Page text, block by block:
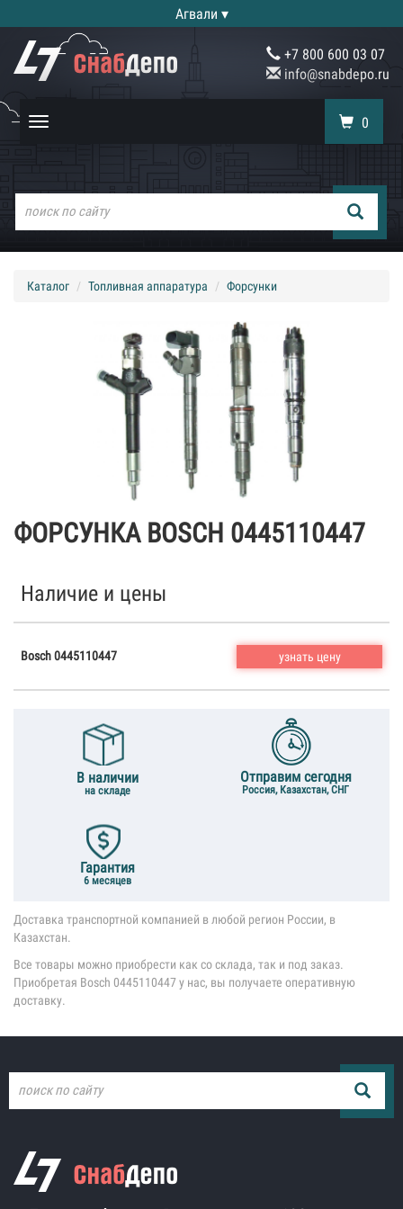
Агвали ▾
+7 800 600 03 07
info@snabdepo.ru
Toggle
0
Каталог Топливная аппаратура Форсунки
ФОРСУНКА BOSCH 0445110447
Наличие и цены
Bosch 0445110447 узнать цену
В наличии
на складе
Отправим сегодня
Россия, Казахстан, СНГ
Гарантия
6 месяцев
Доставка транспортной компанией в любой регион России, в
Казахстан.
Все товары можно приобрести как со склада, так и под заказ.
Приобретая Bosch 0445110447 у нас, вы получаете оперативную
доставку.